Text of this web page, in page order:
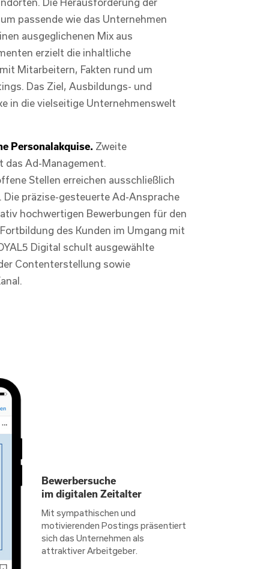
passende wie das Unternehmen
ausgeglichenen Mix aus
erzielt die inhaltliche
Mitarbeitern, Fakten rund um
Das Ziel, Ausbildungs- und
in die vielseitige Unternehmenswelt
Personalakquise. Zweite
das Ad-Management.
Stellen erreichen ausschließlich
präzise-gesteuerte Ad-Ansprache
hochwertigen Bewerbungen für den
des Kunden im Umgang mit
Digital schult ausgewählte
Contenterstellung sowie
Bewerbersuche
im digitalen Zeitalter
Mit sympathischen und
motivierenden Postings präsentiert
sich das Unternehmen als
attraktiver Arbeitgeber.